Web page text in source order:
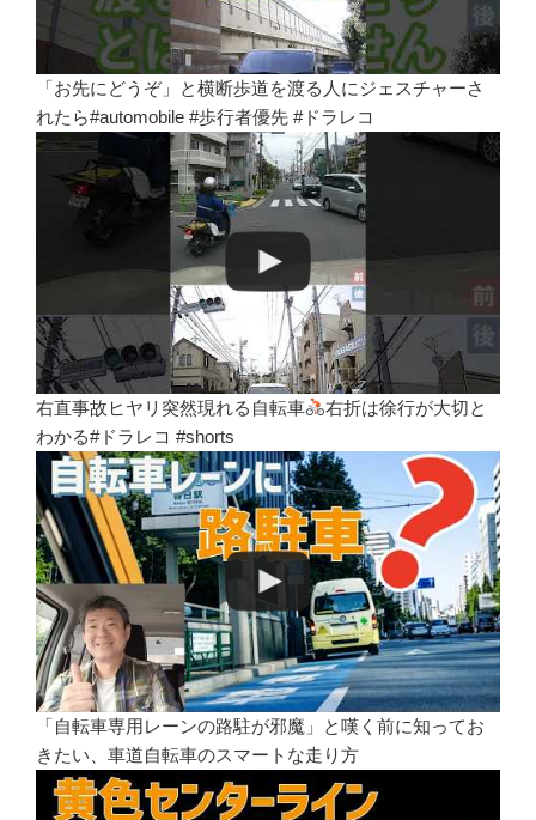
「お先にどうぞ」と横断歩道を渡る人にジェスチャーさ
れたら#automobile #歩行者優先 #ドラレコ
右直事故ヒヤリ突然現れる自転車
右折は徐行が大切と
わかる#ドラレコ #shorts
「自転車専用レーンの路駐が邪魔」と嘆く前に知ってお
きたい、車道自転車のスマートな走り方